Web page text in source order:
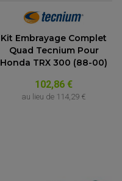
Kit Embrayage Complet
Quad Tecnium Pour
Honda TRX 300 (88-00)
102,86 €
au lieu de 114,29 €